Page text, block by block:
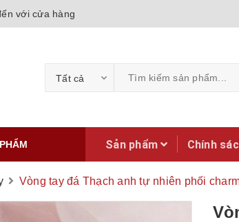
với cửa hàng
Tất cả
Sản phẩm Chính
Vòng tay đá Thạch anh tự nhiên phối